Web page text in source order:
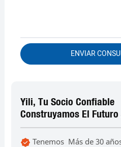
ENVIAR
Yili, Tu Socio Confiable
Construyamos El
Tenemos Más de 30